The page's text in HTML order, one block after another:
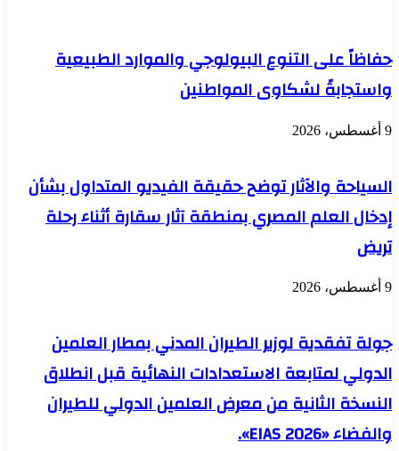
العلمى
بالوزارة
المتخصصة
في
تكنولوجيا
الصحية
المدعومة
حفاظاً على التنوع البيولوجي والموارد الطبيعية
واستجابةً لشكاوى المواطنين
9 أغسطس، 2026
السياحة والآثار توضح حقيقة الفيديو المتداول بشأن
إدخال العلم المصري بمنطقة آثار سقارة أثناء رحلة
تريض
9 أغسطس، 2026
جولة تفقدية لوزير الطيران المدني بمطار العلمين
الدولي لمتابعة الاستعدادات النهائية قبل انطلاق
النسخة الثانية من معرض العلمين الدولي للطيران
والفضاء «EIAS 2026».